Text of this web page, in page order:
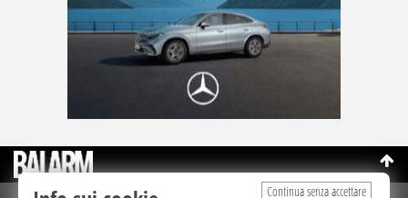
Continua senza accettare